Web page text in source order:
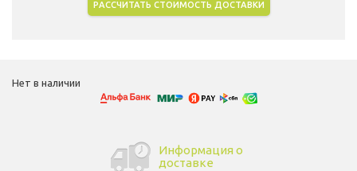
РАССЧИТАТЬ СТОИМОСТЬ ДОСТАВКИ
Нет в наличии
Информация о
доставке